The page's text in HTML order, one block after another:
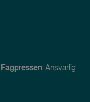
Fagpressen. Ansvarlig